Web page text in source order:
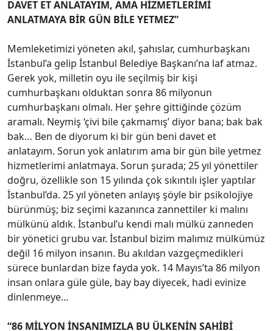
DAVET ET ANLATAYIM, AMA HİZMETLERİMİ
ANLATMAYA BİR GÜN BİLE YETMEZ”
Memleketimizi yöneten akıl, şahıslar, cumhurbaşkanı
İstanbul’a gelip İstanbul Belediye Başkanı’na laf atmaz.
Gerek yok, milletin oyu ile seçilmiş bir kişi
cumhurbaşkanı olduktan sonra 86 milyonun
cumhurbaşkanı olmalı. Her şehre gittiğinde çözüm
aramalı. Neymiş ‘çivi bile çakmamış’ diyor bana; bak bak
bak… Ben de diyorum ki bir gün beni davet et
anlatayım. Sorun yok anlatırım ama bir gün bile yetmez
hizmetlerimi anlatmaya. Sorun şurada; 25 yıl yönettiler
doğru, özellikle son 15 yılında çok sıkıntılı işler yaptılar
İstanbul’da. 25 yıl yöneten anlayış şöyle bir psikolojiye
bürünmüş; biz seçimi kazanınca zannettiler ki malını
mülkünü aldık. İstanbul’u kendi malı mülkü zanneden
bir yönetici grubu var. İstanbul bizim malımız mülkümüz
değil 16 milyon insanın. Bu akıldan vazgeçmedikleri
sürece bunlardan bize fayda yok. 14 Mayıs’ta 86 milyon
insan onlara güle güle, bay bay diyecek, hadi evinize
dinlenmeye…
“86 MİLYON İNSANIMIZLA BU ÜLKENİN SAHİBİ